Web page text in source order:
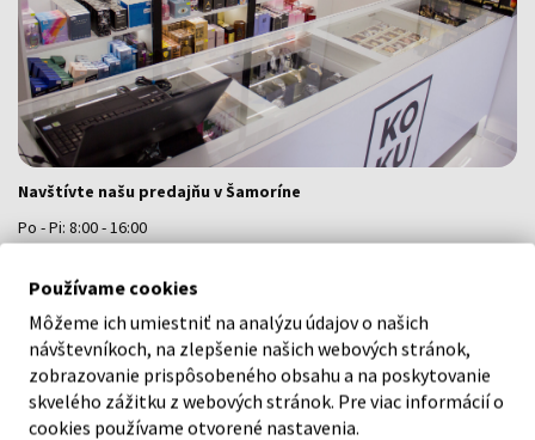
Navštívte našu predajňu v Šamoríne
Po - Pi: 8:00 - 16:00
VŠETKO O NÁKUPE
Vernostný systém
Všeobecné obchodné podmienky
Používame cookies
Môžeme ich umiestniť na analýzu údajov o našich
návštevníkoch, na zlepšenie našich webových stránok,
zobrazovanie prispôsobeného obsahu a na poskytovanie
skvelého zážitku z webových stránok. Pre viac informácií o
cookies používame otvorené nastavenia.